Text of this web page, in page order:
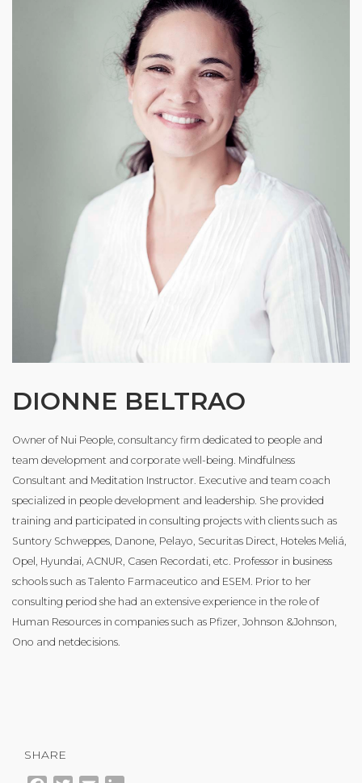
DIONNE BELTRAO
Owner of Nui People, consultancy firm dedicated to people and
team development and corporate well-being. Mindfulness
Consultant and Meditation Instructor. Executive and team coach
specialized in people development and leadership. She provided
training and participated in consulting projects with clients such as
Suntory Schweppes, Danone, Pelayo, Securitas Direct, Hoteles Meliá,
Opel, Hyundai, ACNUR, Casen Recordati, etc. Professor in business
schools such as Talento Farmaceutico and ESEM. Prior to her
consulting period she had an extensive experience in the role of
Human Resources in companies such as Pfizer, Johnson &Johnson,
Ono and netdecisions.
SHARE